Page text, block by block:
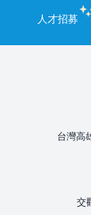
人才招募
台灣高
交